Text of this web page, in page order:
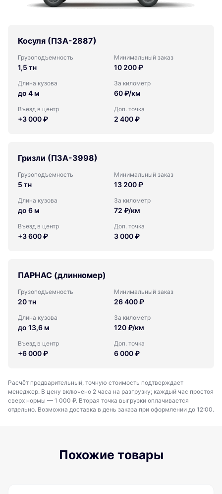
Косуля (ПЗА-2887)
Грузоподъемность
1,5 тн
Минимальный заказ
10 200 ₽
Длина кузова
до 4 м
За километр
60 ₽/км
Въезд в центр
+3 000 ₽
Доп. точка
2 400 ₽
Гризли (ПЗА-3998)
Грузоподъемность
5 тн
Минимальный заказ
13 200 ₽
Длина кузова
до 6 м
За километр
72 ₽/км
Въезд в центр
+3 600 ₽
Доп. точка
3 000 ₽
ПАРНАС (длинномер)
Грузоподъемность
20 тн
Минимальный заказ
26 400 ₽
Длина кузова
до 13,6 м
За километр
120 ₽/км
Въезд в центр
+6 000 ₽
Доп. точка
6 000 ₽
Расчёт предварительный, точную стоимость подтверждает
менеджер. В цену включено 2 часа на разгрузку; каждый час простоя
сверх нормы — 1 000 ₽. Вторая точка выгрузки оплачивается
отдельно. Возможна доставка в день заказа при оформлении до 12:00.
Похожие товары